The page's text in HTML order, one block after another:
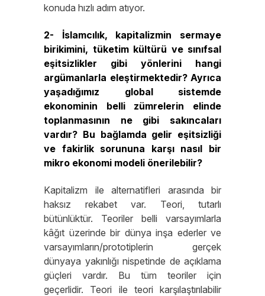
konuda hızlı adım atıyor.
2- İslamcılık, kapitalizmin sermaye
birikimini, tüketim kültürü ve sınıfsal
eşitsizlikler gibi yönlerini hangi
argümanlarla eleştirmektedir? Ayrıca
yaşadığımız global sistemde
ekonominin belli zümrelerin elinde
toplanmasının ne gibi sakıncaları
vardır? Bu bağlamda gelir eşitsizliği
ve fakirlik sorununa karşı nasıl bir
mikro ekonomi modeli önerilebilir?
Kapitalizm ile alternatifleri arasında bir
haksız rekabet var. Teori, tutarlı
bütünlüktür. Teoriler belli varsayımlarla
kâğıt üzerinde bir dünya inşa ederler ve
varsayımların/prototiplerin gerçek
dünyaya yakınlığı nispetinde de açıklama
güçleri vardır. Bu tüm teoriler için
geçerlidir. Teori ile teori karşılaştırılabilir